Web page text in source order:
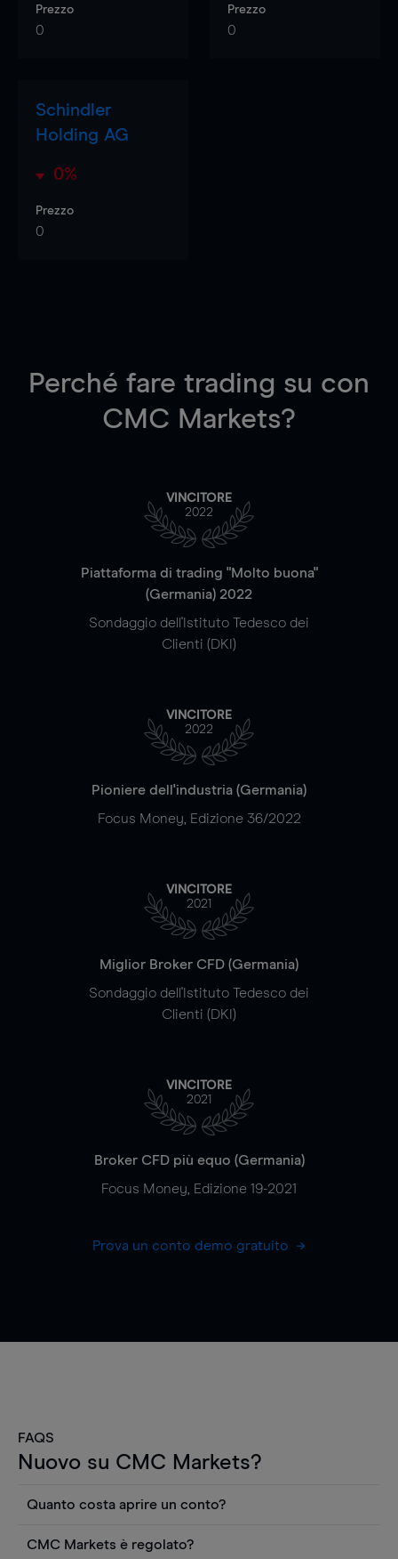
Prezzo
0
Prezzo
0
Schindler
Holding AG
0%
Prezzo
0
Perché fare trading su con
CMC Markets?
VINCITORE
2022
Piattaforma di trading "Molto buona"
(Germania) 2022
Sondaggio dell'Istituto Tedesco dei
Clienti (DKI)
VINCITORE
2022
Pioniere dell'industria (Germania)
Focus Money, Edizione 36/2022
VINCITORE
2021
Miglior Broker CFD (Germania)
Sondaggio dell'Istituto Tedesco dei
Clienti (DKI)
VINCITORE
2021
Broker CFD più equo (Germania)
Focus Money, Edizione 19-2021
Prova un conto demo gratuito
FAQS
Nuovo su CMC Markets?
Quanto costa aprire un conto?
Puoi anche visualizzare gratuitamente i prezzi e
CMC Markets è regolato?